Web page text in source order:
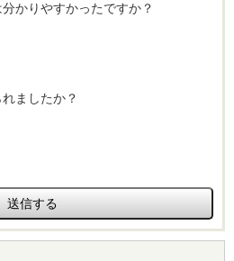
かりやすかったですか？
ましたか？